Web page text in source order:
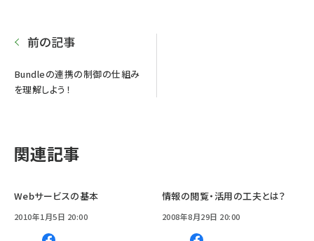
前の記事
Bundleの連携の制御の仕組み
を理解しよう！
関連記事
Webサービスの基本
2010年1月5日 20:00
情報の閲覧・活用の工夫とは？
2008年8月29日 20:00